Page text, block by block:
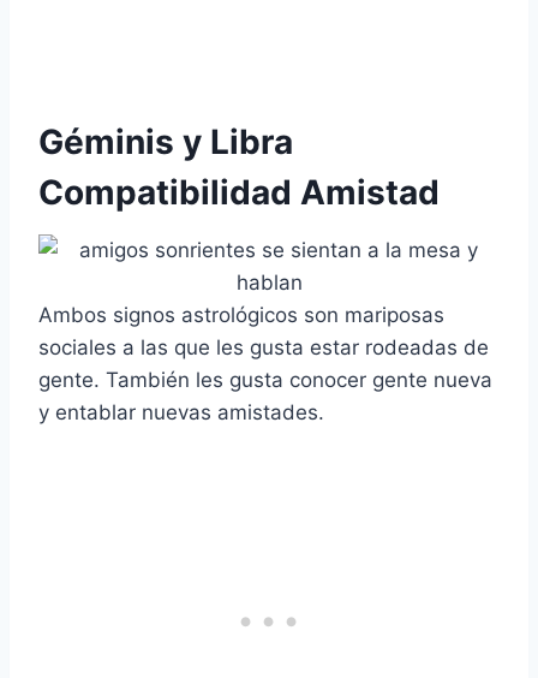
Géminis y Libra
Compatibilidad Amistad
Ambos signos astrológicos son mariposas
sociales a las que les gusta estar rodeadas de
gente. También les gusta conocer gente nueva
y entablar nuevas amistades.